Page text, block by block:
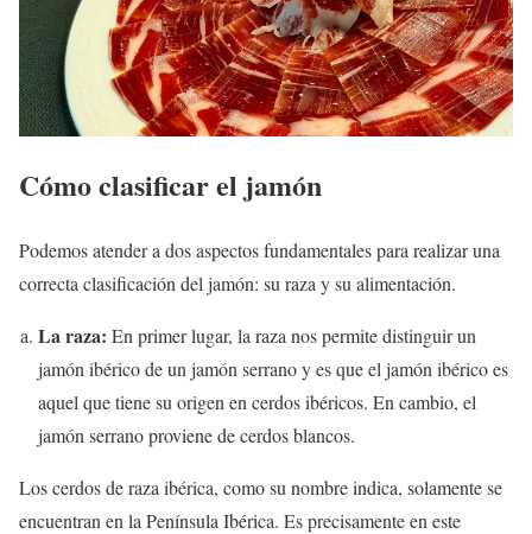
Cómo clasificar el jamón
Podemos atender a dos aspectos fundamentales para realizar una
correcta clasificación del jamón: su raza y su alimentación.
La raza: En primer lugar, la raza nos permite distinguir un
jamón ibérico de un jamón serrano y es que el jamón ibérico es
aquel que tiene su origen en cerdos ibéricos. En cambio, el
jamón serrano proviene de cerdos blancos.
Los cerdos de raza ibérica, como su nombre indica, solamente se
encuentran en la Península Ibérica. Es precisamente en este